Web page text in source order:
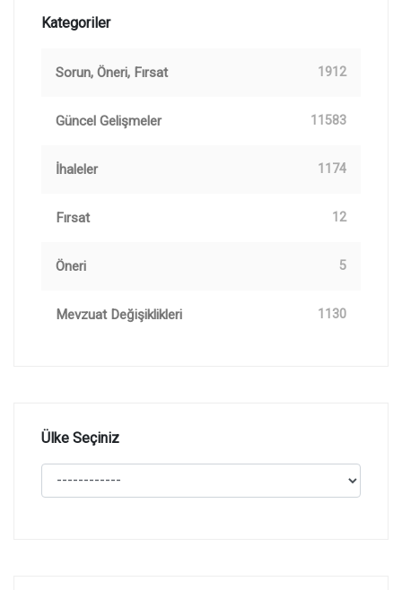
Kategoriler
Sorun, Öneri, Fırsat 1912
Güncel Gelişmeler 11583
İhaleler 1174
Fırsat 12
Öneri 5
Mevzuat Değişiklikleri 1130
Ülke Seçiniz